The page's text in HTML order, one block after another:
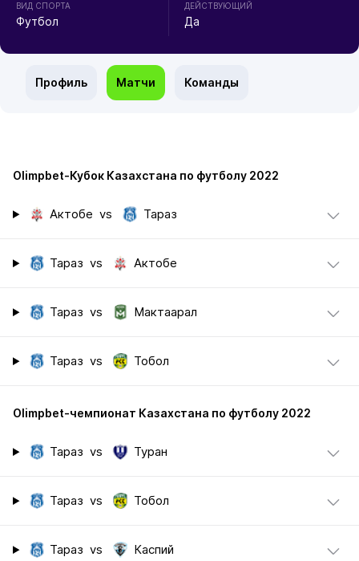
ВИД СПОРТА
Футбол
ДЕЙСТВУЮЩИЙ
Да
Профиль Матчи Команды
Olimpbet-Кубок Казахстана по футболу 2022
Актобе vs Тараз
Тараз vs Актобе
Тараз vs Мактаарал
Тараз vs Тобол
Olimpbet-чемпионат Казахстана по футболу 2022
Тараз vs Туран
Тараз vs Тобол
Тараз vs Каспий